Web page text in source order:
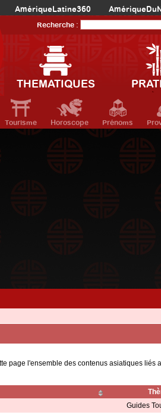
AmériqueLatine360
Recherche :
THEMATIQUES
Tourisme Horoscope Prénoms
page l'ensemble des contenus asiatiques liés
Guides